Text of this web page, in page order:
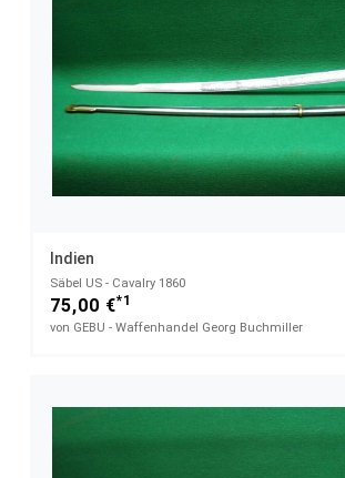
Indien
Säbel US - Cavalry 1860
75,00 €*1
von GEBU - Waffenhandel Georg Buchmiller